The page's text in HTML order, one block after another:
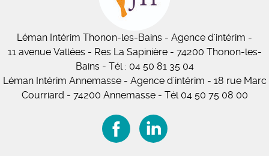
Léman Intérim Thonon-les-Bains - Agence d'intérim -
11avenue Vallées- Res La Sapinière - 74200 Thonon-les-
Bains - Tél : 04 50 81 35 04
Léman Intérim Annemasse - Agence d'intérim - 18 rue Marc
Courriard - 74200 Annemasse - Tél 04 50 75 08 00